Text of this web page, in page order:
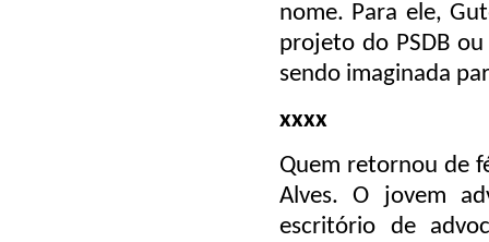
nome. Para ele,
projeto do PSDB
sendo imaginada
xxxx
Quem retornou de
Alves. O jovem
escritório de